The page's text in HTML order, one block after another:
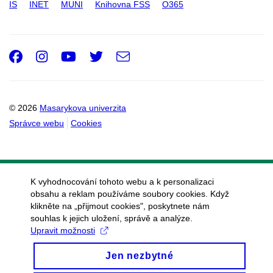
Oddělení vnějších vztahů a
vědy
Studenti, absolventi a
dobrovolnictví
Značka a vizuální styl
Odbor pro kvalitu
Kancelář Národního institutu pro
výzkum socioekonomických dopadů
nemocí a systémových rizik
Odbor pro personální řízení
IS INET MUNI Knihovna FSS O365
© 2026 Masarykova univerzita
Správce webu
Cookies
Facebook
Instagram
Youtube
Twitter
e-
K vyhodnocování tohoto webu a k personalizaci
obsahu a reklam používáme soubory cookies. Když
klikněte na „přijmout cookies", poskytnete nám
souhlas k jejich uložení, správě a analýze.
Upravit možnosti
Jen nezbytné